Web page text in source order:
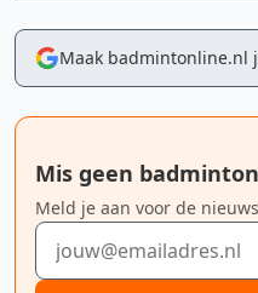
Maak badmintonline.nl
Mis geen
Meld je aan voor de
E-mailadres